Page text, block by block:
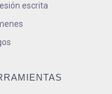
escrita